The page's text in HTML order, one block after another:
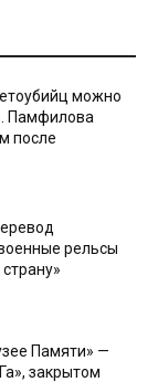
можно
Памфилова
после
рельсы
Памяти» —
закрытом